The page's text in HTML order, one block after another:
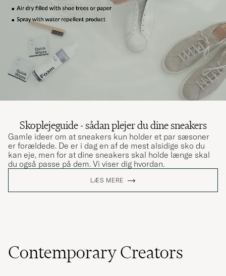
Skoplejeguide - sådan plejer du dine sneakers
Gamle ideer om at sneakers kun holder et par sæsoner
er forældede. De er i dag en af de mest alsidige sko du
kan eje, men for at dine sneakers skal holde længe skal
du også passe på dem. Vi viser dig hvordan.
LÆS MERE
Contemporary Creators